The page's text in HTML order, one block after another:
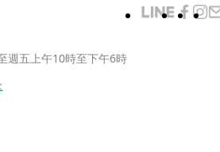
週五上午10時至下午6時